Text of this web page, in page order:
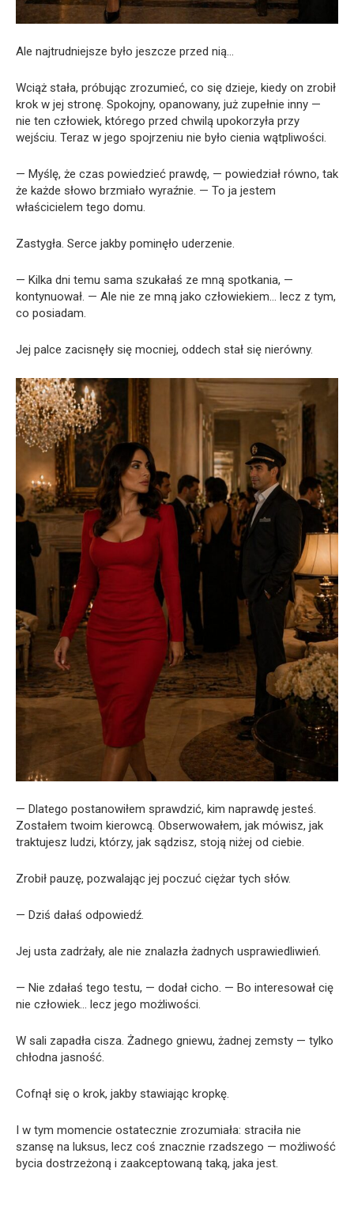
Ale najtrudniejsze było jeszcze przed nią…
Wciąż stała, próbując zrozumieć, co się dzieje, kiedy on zrobił
krok w jej stronę. Spokojny, opanowany, już zupełnie inny —
nie ten człowiek, którego przed chwilą upokorzyła przy
wejściu. Teraz w jego spojrzeniu nie było cienia wątpliwości.
— Myślę, że czas powiedzieć prawdę, — powiedział równo, tak
że każde słowo brzmiało wyraźnie. — To ja jestem
właścicielem tego domu.
Zastygła. Serce jakby pominęło uderzenie.
— Kilka dni temu sama szukałaś ze mną spotkania, —
kontynuował. — Ale nie ze mną jako człowiekiem… lecz z tym,
co posiadam.
Jej palce zacisnęły się mocniej, oddech stał się nierówny.
— Dlatego postanowiłem sprawdzić, kim naprawdę jesteś.
Zostałem twoim kierowcą. Obserwowałem, jak mówisz, jak
traktujesz ludzi, którzy, jak sądzisz, stoją niżej od ciebie.
Zrobił pauzę, pozwalając jej poczuć ciężar tych słów.
— Dziś dałaś odpowiedź.
Jej usta zadrżały, ale nie znalazła żadnych usprawiedliwień.
— Nie zdałaś tego testu, — dodał cicho. — Bo interesował cię
nie człowiek… lecz jego możliwości.
W sali zapadła cisza. Żadnego gniewu, żadnej zemsty — tylko
chłodna jasność.
Cofnął się o krok, jakby stawiając kropkę.
I w tym momencie ostatecznie zrozumiała: straciła nie
szansę na luksus, lecz coś znacznie rzadszego — możliwość
bycia dostrzeżoną i zaakceptowaną taką, jaka jest.